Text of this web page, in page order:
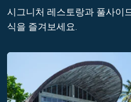
시그니처 레스토랑과 풀사이
식을 즐겨보세요.